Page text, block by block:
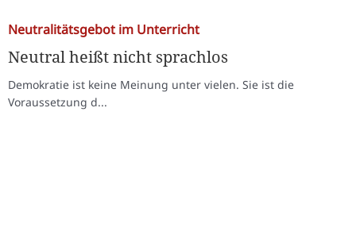
Neutralitätsgebot im Unterricht
Neutral heißt nicht sprachlos
Demokratie ist keine Meinung unter vielen. Sie ist die
Voraussetzung d...